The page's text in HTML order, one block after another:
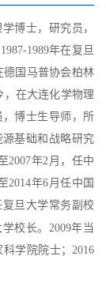
博士，研究员，
1989年在复旦
德国马普协会柏林
，在大连化学物理
博士生导师，所
基础和战略研究
2007年2月，任中
2014年6月任中国
复旦大学常务副校
校长。2009年当
学院院士；2016